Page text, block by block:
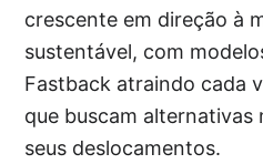
crescente em direção à
sustentável, com
Fastback atraindo cada
que buscam alternativas
seus deslocamentos.